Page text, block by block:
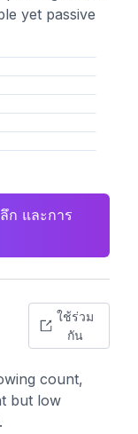
yet passive
ก และการ
ใช้ร่วม
กัน
count,
but low